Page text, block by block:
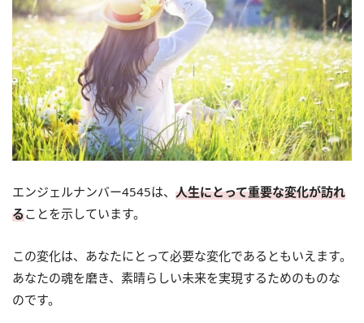
エンジェルナンバー4545は、 人生にとって重要な変化が訪れ
ることを示しています。
この変化は、あなたにとって必要な変化であるともいえます。
あなたの魂を磨き、素晴らしい未来を実現するためのものな
のです。